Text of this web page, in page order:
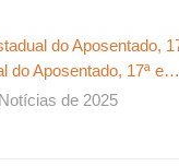
do Aposentado, 17ª e…
de 2025